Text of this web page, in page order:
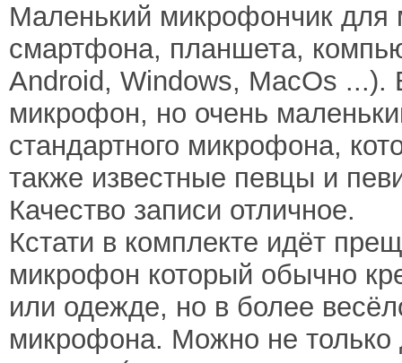
Маленький микрофончик для
смартфона, планшета,
Android, Windows, MacOs
микрофон, но очень
стандартного микрофона,
также известные певцы и
Качество записи отличное.
Кстати в комплекте идёт
микрофон который обычно
или одежде, но в более
микрофона. Можно не только